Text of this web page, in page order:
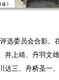
选委员会合影。
井上靖、丹羽文
达三、舟桥圣一